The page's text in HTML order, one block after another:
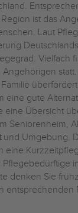
ist das
Laut
Vielfach
eine gute
eine Übersicht
Seniorenheim,
und Umgebung.
eine
denken Sie
entsprechenden